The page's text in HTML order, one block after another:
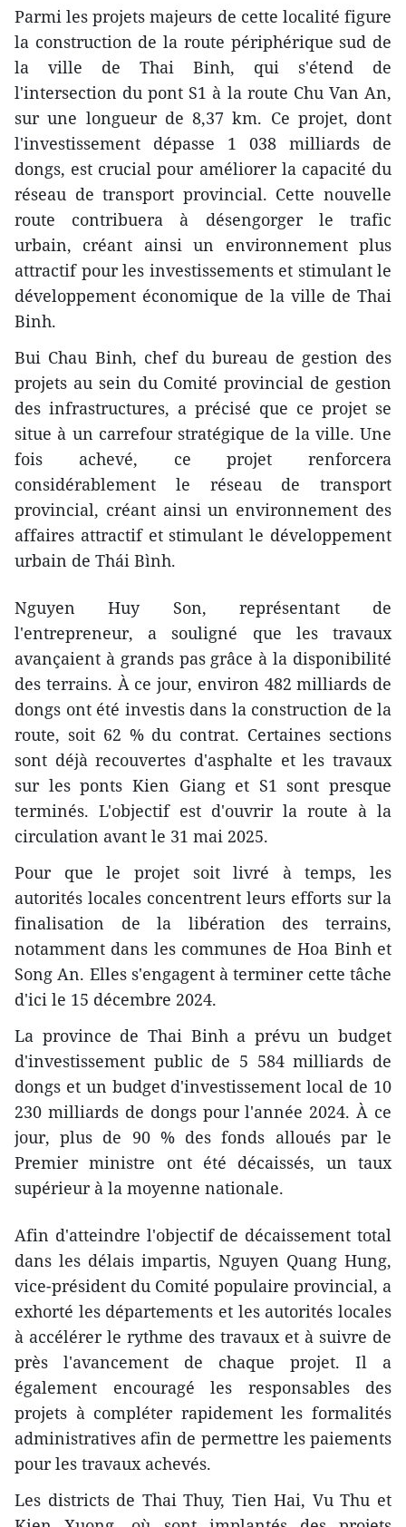
Parmi les projets majeurs de cette localité figure
la construction de la route périphérique sud de
la ville de Thai Binh, qui s'étend de
l'intersection du pont S1 à la route Chu Van An,
sur une longueur de 8,37 km. Ce projet, dont
l'investissement dépasse 1 038 milliards de
dongs, est crucial pour améliorer la capacité du
réseau de transport provincial. Cette nouvelle
route contribuera à désengorger le trafic
urbain, créant ainsi un environnement plus
attractif pour les investissements et stimulant le
développement économique de la ville de Thai
Binh.
Bui Chau Binh, chef du bureau de gestion des
projets au sein du Comité provincial de gestion
des infrastructures, a précisé que ce projet se
situe à un carrefour stratégique de la ville. Une
fois achevé, ce projet renforcera
considérablement le réseau de transport
provincial, créant ainsi un environnement des
affaires attractif et stimulant le développement
urbain de Thái Bình.
Nguyen Huy Son, représentant de
l'entrepreneur, a souligné que les travaux
avançaient à grands pas grâce à la disponibilité
des terrains. À ce jour, environ 482 milliards de
dongs ont été investis dans la construction de la
route, soit 62 % du contrat. Certaines sections
sont déjà recouvertes d'asphalte et les travaux
sur les ponts Kien Giang et S1 sont presque
terminés. L'objectif est d'ouvrir la route à la
circulation avant le 31 mai 2025.
Pour que le projet soit livré à temps, les
autorités locales concentrent leurs efforts sur la
finalisation de la libération des terrains,
notamment dans les communes de Hoa Binh et
Song An. Elles s'engagent à terminer cette tâche
d'ici le 15 décembre 2024.
La province de Thai Binh a prévu un budget
d'investissement public de 5 584 milliards de
dongs et un budget d'investissement local de 10
230 milliards de dongs pour l'année 2024. À ce
jour, plus de 90 % des fonds alloués par le
Premier ministre ont été décaissés, un taux
supérieur à la moyenne nationale.
Afin d'atteindre l'objectif de décaissement total
dans les délais impartis, Nguyen Quang Hung,
vice-président du Comité populaire provincial, a
exhorté les départements et les autorités locales
à accélérer le rythme des travaux et à suivre de
près l'avancement de chaque projet. Il a
également encouragé les responsables des
projets à compléter rapidement les formalités
administratives afin de permettre les paiements
pour les travaux achevés.
Les districts de Thai Thuy, Tien Hai, Vu Thu et